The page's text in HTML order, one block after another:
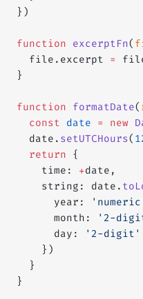
})
function excerptFn(
  file.excerpt
=
}
function formatDate(
  const
date = new
  date.
setUTCHours(
  return
{
    time:
+date,
    string: date.
      year:
      month:
'2-
      day:
'2-digit'
    })
  }
}